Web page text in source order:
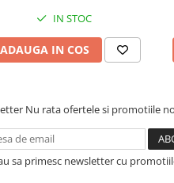
ceata
IN STOC
ADAUGA IN COS
Nu rata ofertele si promotiile
sa primesc newsletter cu